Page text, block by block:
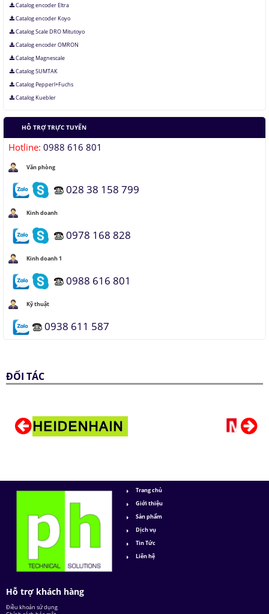
Catalog encoder Eltra
Catalog encoder Koyo
Catalog Scale DRO Mitutoyo
Catalog encoder OMRON
Catalog Magnescale
Catalog SUMTAK
Catalog Pepperl+Fuchs
Catalog Kuebler
HỖ TRỢ TRỰC TUYẾN
Hotline: 0988 616 801
Văn phòng
028 38 158 799
Kinh doanh
0978 168 828
Kinh doanh 1
0988 616 801
Kỹ thuật
0938 611 587
ĐỐI TÁC
Trang chủ
Giới thiệu
Sản phẩm
Dịch vụ
Tin Tức
Liên hệ
Hỗ trợ khách hàng
Điều khoản sử dụng